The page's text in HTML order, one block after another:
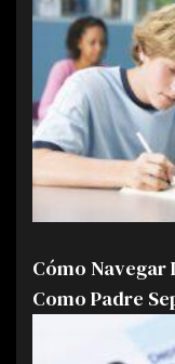
Cómo Navegar
Como Padre